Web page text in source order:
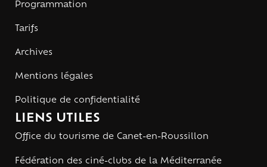
Programmation
Tarifs
Archives
Mentions légales
Politique de confidentialité
LIENS UTILES
Office du tourisme de Canet-en-Roussillon
Fédération des ciné-clubs de la Méditerranée